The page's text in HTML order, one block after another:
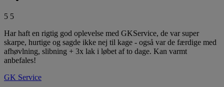
5 5
Har haft en rigtig god oplevelse med GKService, de var super
skarpe, hurtige og sagde ikke nej til kage - også var de færdige med
afhøvlning, slibning + 3x lak i løbet af to dage. Kan varmt
anbefales!
GK Service